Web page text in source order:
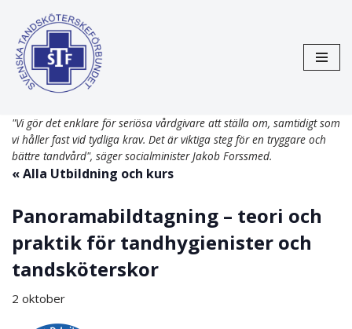
Hoppa
till
innehåll
"Vi gör det enklare för seriösa vårdgivare att ställa om, samtidigt som
vi håller fast vid tydliga krav. Det är viktiga steg för en tryggare och
bättre tandvård", säger socialminister Jakob Forssmed.
« Alla Utbildning och kurs
Panoramabildtagning – teori och
praktik för tandhygienister och
tandsköterskor
2 oktober